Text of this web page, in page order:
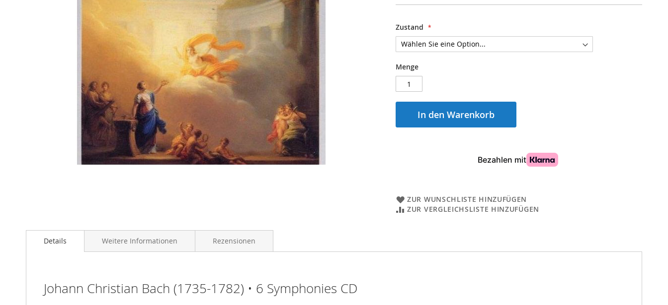
Anfang
Zustand
Menge
In den Warenkorb
ZUR WUNSCHLISTE HINZUFÜGEN
ZUR VERGLEICHSLISTE HINZUFÜGEN
Details
Johann Christian Bach (1735-1782) • 6 Symphonies CD
Weitere Informationen Rezensionen